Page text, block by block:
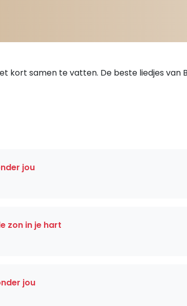
kort samen te vatten. De beste liedjes van
jou
zon in je hart
jou